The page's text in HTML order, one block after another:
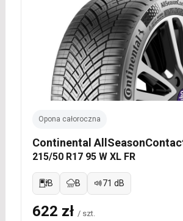
Opona całoroczna
Continental
215/50 R17 95 W XL FR
B B 71 dB
622 zł / szt.